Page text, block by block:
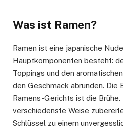
Was ist Ramen?
Ramen ist eine japanische
Hauptkomponenten besteht:
Toppings und den
den Geschmack abrunden. Die
Ramens-Gerichts ist die Brühe.
verschiedenste Weise
Schlüssel zu einem